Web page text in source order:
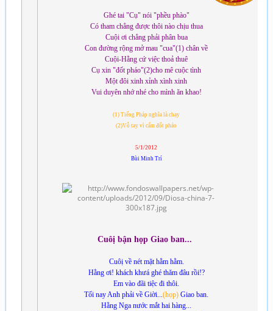
Ghé tai "Cụ" nói "phều phào"
Có tham chẳng được thôi nào chịu thua
Cuội ơi chẳng phải phân bua
Con đường rộng mở mau "cua"(1) chân về
Cuội-Hằng cứ việc thoả thuê
Cụ xin "đốt pháo"(2)cho mê cuộc tình
Một đôi xinh xỉnh xình xinh
Vui duyên nhớ nhé cho mình ăn khao!
(1) Tiếng Pháp nghĩa là chạy
(2)Vỗ tay vì cấm đốt pháo
5/1/2012
Bùi Minh Trí
Cuôị bận họp Giao ban...
Cuôị về nét mặt hằm hằm.
Hằng ơi! khách khưá ghé thăm đâu rồi!?
Em vào đãi tiệc đi thôi.
Tối nay Anh phải về Giời...(họp) Giao ban.
Hằng Nga nước mắt hai hàng...